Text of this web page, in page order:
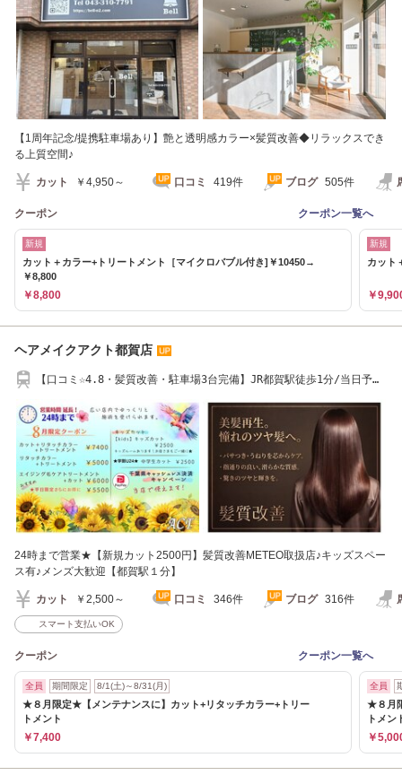
【1周年記念/提携駐車場あり】艶と透明感カラー×髪質改善◆リラックスでき
る上質空間♪
カット ￥4,950～ 口コミ 419件 ブログ 505件
クーポン クーポン一覧へ
新規
カット＋カラー+トリートメント［マイクロバブル付き]￥10450→
￥8,800
￥8,800
新規
カット
￥
ヘアメイクアクト都賀店
【口コミ☆4.8・髪質改善・駐車場3台完備】JR都賀駅徒歩1分/当日予約
24時まで営業★【新規カット2500円】髪質改善METEO取扱店♪キッズスペー
ス有♪メンズ大歓迎【都賀駅１分】
カット ￥2,500～ 口コミ 346件 ブログ 316件
スマート支払いOK
クーポン クーポン一覧へ
全員 期間限定 8/1(土)～8/31(月)
★８月限定★【メンテナンスに】カット+リタッチカラー+トリー
トメント
￥7,400
全員
★８月
トメン
￥